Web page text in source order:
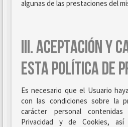
algunas de las prestaciones del
III. ACEPTACIÓN Y
ESTA POLÍTICA DE
Es necesario que el Usuario
con las condiciones sobre la
carácter personal
Privacidad y de Cookies,